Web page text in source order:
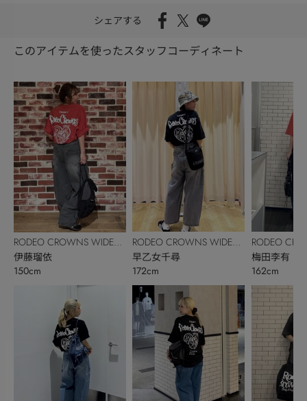
シェアする
このアイテムを使ったスタッフコーディネート
RODEO CROWNS WIDE
BOWL
伊藤瑠依
150cm
RODEO CROWNS WIDE
BOWL
早乙女千尋
172cm
RODEO
BOWL
梅田李有
162cm